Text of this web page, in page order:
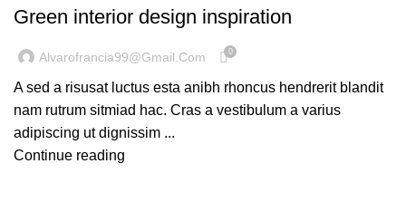
Green interior design inspiration
Alvarofrancia99@gmail.com 0
A sed a risusat luctus esta anibh rhoncus hendrerit blandit
nam rutrum sitmiad hac. Cras a vestibulum a varius
adipiscing ut dignissim ...
Continue reading